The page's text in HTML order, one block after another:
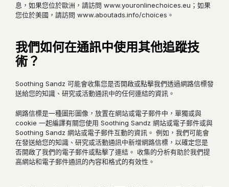
息，如果您位於歐洲，請訪問 www.youronlinechoices.eu；如果
您位於美國，請訪問 www.aboutads.info/choices。
我們如何在通訊中使用其他追蹤技
術？
Soothing Sandz 可能會收集您是否開啟或點擊我們透過網路信標發
送給您的知識、研究或活動通訊中的任何連結的資訊。
網路信標是一種圖形圖像，放置在網站或電子郵件中，單獨或與
cookie 一起編譯有關您使用 Soothing Sandz 網站或電子郵件或與
Soothing Sandz 網站或電子郵件互動的資訊。 例如，我們可能會
在發送給您的知識、研究或活動通訊中新增網路信標，以確定您是
否開啟了我們的電子郵件或點擊了連結。 收集的分析有助於我們提
高網站和電子郵件通訊的內容和格式的有效性。